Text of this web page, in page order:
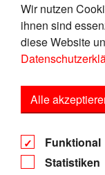
Wir nutzen
ihnen sind
diese Website
Alle
Funktional
Statistiken